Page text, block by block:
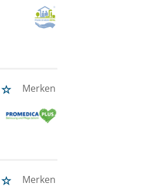
Merken
Merken